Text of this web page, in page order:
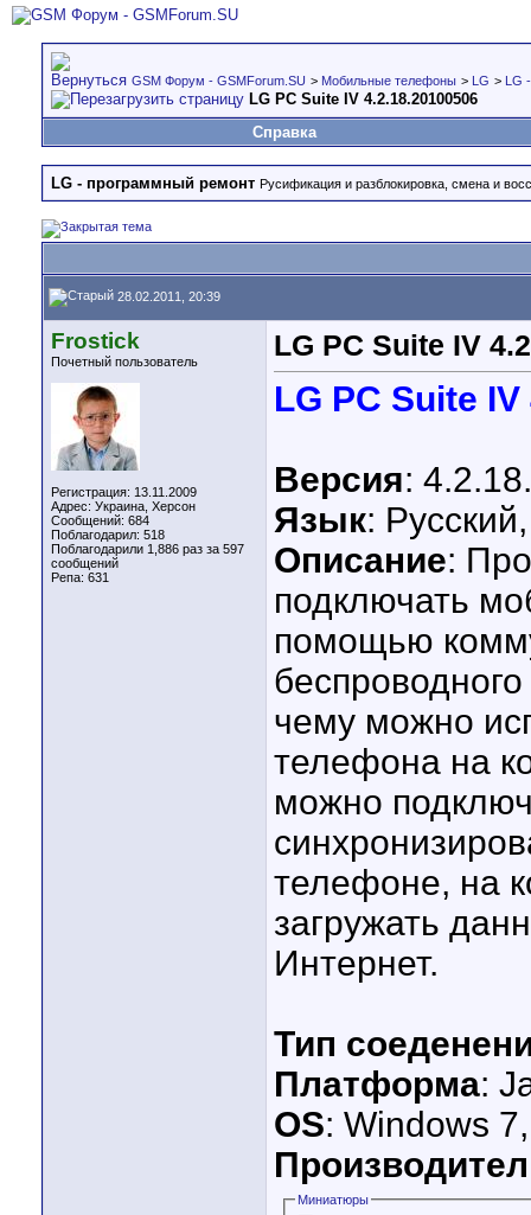
GSM Форум - GSMForum.SU > Мобильные телефоны > LG > LG
LG PC Suite IV 4.2.18.20100506
Справка
LG - программный ремонт Русификация и разблокировка, смена и
28.02.2011, 20:39
Frostick
Почетный пользователь
Регистрация: 13.11.2009
Адрес: Украина, Херсон
Сообщений: 684
Поблагодарил: 518
Поблагодарили 1,886 раз за 597
сообщений
Репа: 631
LG PC Suite IV
LG PC Suite
Версия:
Язык:
Описание:
подключать
помощью
чему можно
телефона на
можно
телефоне, на
загружать
Интернет.
Тип
Платформа:
OS: Windows
Миниатюры